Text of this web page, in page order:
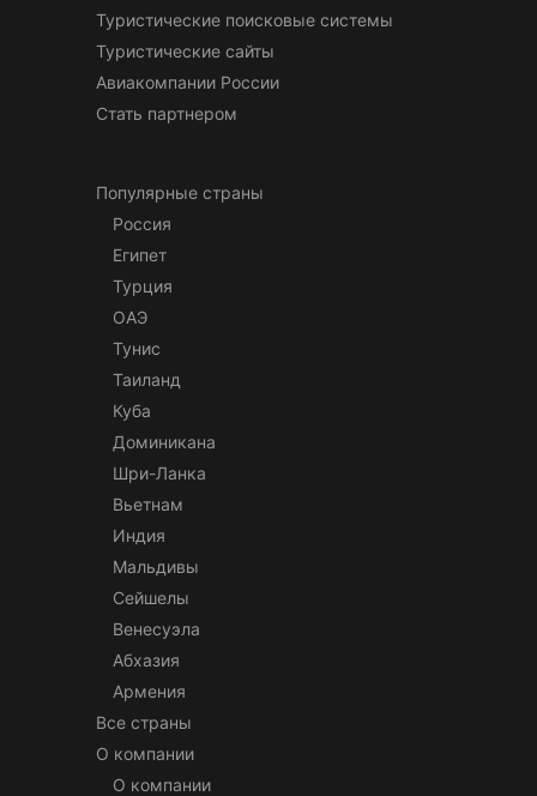
Туристические поисковые системы
Туристические сайты
Авиакомпании России
Стать партнером
Популярные страны
Россия
Египет
Турция
ОАЭ
Тунис
Таиланд
Куба
Доминикана
Шри-Ланка
Вьетнам
Индия
Мальдивы
Сейшелы
Венесуэла
Абхазия
Армения
Все страны
О компании
О компании